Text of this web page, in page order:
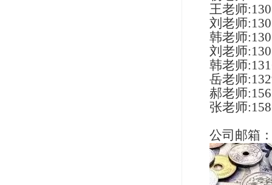
王老师
刘 老师
韩老师:
刘老师:
韩老师:
岳老师
郝老师
张老师
公司邮箱